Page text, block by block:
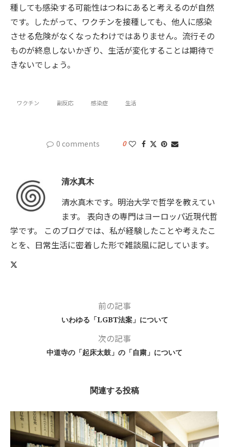
種しても感染する可能性はつねにあると考えるのが自然
です。したがって、ワクチンを接種しても、他人に感染
させる危険がなくなったわけではありません。流行その
ものが終息しないかぎり、生活が変化することは期待で
きないでしょう。
ワクチン 副反応 感染症 生活
0 comments 0
清水真木
清水真木です。明治大学で哲学を教えてい
ます。 表向きの専門はヨーロッパ近現代哲
学です。 このブログでは、私が経験したことや考えたこ
とを、日常生活に密着した形で雑談風に記しています。
前の記事
いわゆる「LGBT法案」について
次の記事
中道寺の「起床太鼓」の「自粛」について
関連する投稿